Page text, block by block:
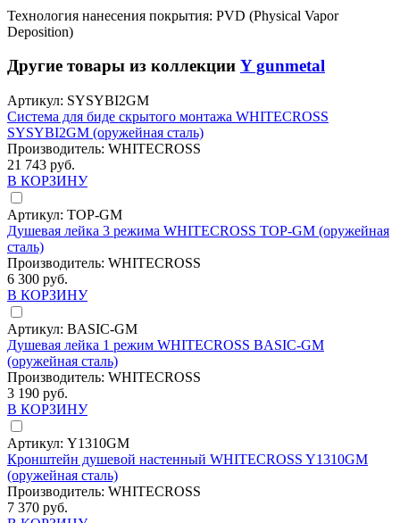
Технология нанесения покрытия: PVD (Physical Vapor
Deposition)
Другие товары из коллекции Y gunmetal
Артикул: SYSYBI2GM
Система для биде скрытого монтажа WHITECROSS
SYSYBI2GM (оружейная сталь)
Производитель: WHITECROSS
21 743 руб.
В КОРЗИНУ
Артикул: TOP-GM
Душевая лейка 3 режима WHITECROSS TOP-GM (оружейная
сталь)
Производитель: WHITECROSS
6 300 руб.
В КОРЗИНУ
Артикул: BASIC-GM
Душевая лейка 1 режим WHITECROSS BASIC-GM
(оружейная сталь)
Производитель: WHITECROSS
3 190 руб.
В КОРЗИНУ
Артикул: Y1310GM
Кронштейн душевой настенный WHITECROSS Y1310GM
(оружейная сталь)
Производитель: WHITECROSS
7 370 руб.